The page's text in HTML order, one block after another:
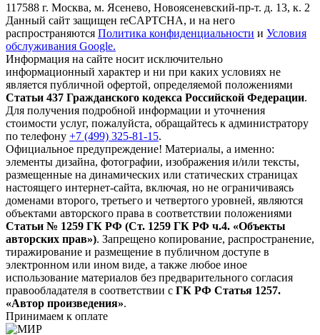
117588 г. Москва, м. Ясенево, Новоясеневский‑пр‑т. д. 13, к. 2
Данный сайт защищен reCAPTCHA, и на него
распространяются Политика конфиденциальности и Условия
обслуживания Google.
Информация на сайте носит исключительно
информационный характер и ни при каких условиях не
является публичной офертой, определяемой положениями
Статьи 437 Гражданского кодекса Российской Федерации.
Для получения подробной информации и уточнения
стоимости услуг, пожалуйста, обращайтесь к администратору
по телефону +7 (499) 325-81-15.
Официальное предупреждение! Материалы, а именно:
элементы дизайна, фотографии, изображения и/или тексты,
размещенные на динамических или статических страницах
настоящего интернет-сайта, включая, но не ограничиваясь
доменами второго, третьего и четвертого уровней, являются
объектами авторского права в соответствии положениями
Статьи № 1259 ГК РФ (Ст. 1259 ГК РФ ч.4. «Объекты
авторских прав»). Запрещено копирование, распространение,
тиражирование и размещение в публичном доступе в
электронном или ином виде, а также любое иное
использование материалов без предварительного согласия
правообладателя в соответствии с ГК РФ Статья 1257.
«Автор произведения».
Принимаем к оплате